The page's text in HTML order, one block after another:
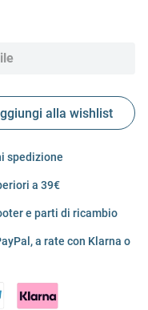
spedizione
a 39€
e parti di ricambio
a rate con Klarna o